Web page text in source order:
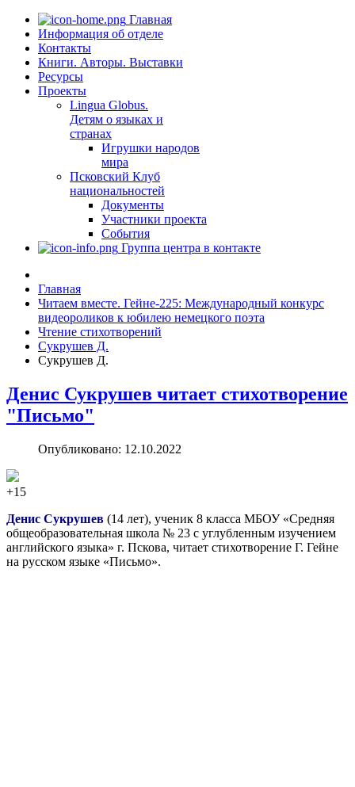
Главная
Информация об отделе
Контакты
Книги. Авторы. Выставки
Ресурсы
Проекты
Lingua Globus.
Детям о языках и
странах
Игрушки народов
мира
Псковский Клуб
национальностей
Документы
Участники проекта
События
Группа центра в контакте
Главная
Читаем вместе. Гейне-225: Международный конкурс
видеороликов к юбилею немецкого поэта
Чтение стихотворений
Сукрушев Д.
Сукрушев Д.
Денис Сукрушев читает стихотворение
"Письмо"
Опубликовано: 12.10.2022
+15
Денис Сукрушев (14 лет), ученик 8 класса МБОУ «Средняя
общеобразовательная школа № 23 с углубленным изучением
английского языка» г. Пскова, читает стихотворение Г. Гейне
на русском языке «Письмо».